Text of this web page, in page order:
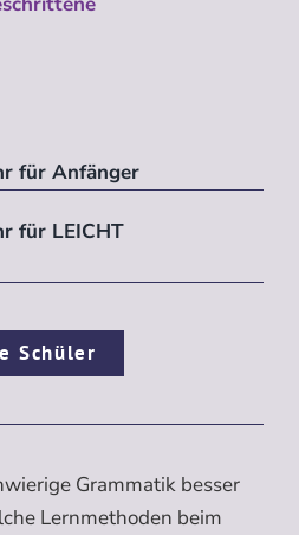
für Anfänger
für LEICHT
Schüler
Grammatik besser
Lernmethoden beim